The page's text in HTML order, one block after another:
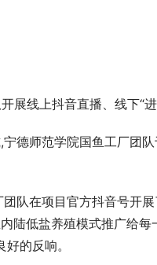
线上抖音直播、线下“
德师范学院国鱼工厂团
队在项目官方抖音号开
陆低盐养殖模式推广给
的反响。